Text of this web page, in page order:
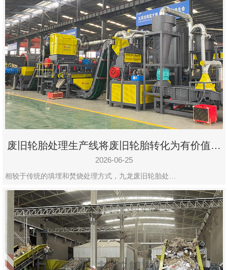
废旧轮胎处理生产线将废旧轮胎转化为有价值的
资源
2026-06-25
相较于传统的填埋和焚烧处理方式，九龙废旧轮胎处…